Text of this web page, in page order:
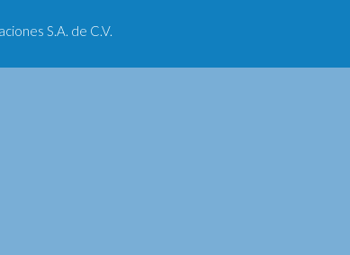
S.A. de C.V.